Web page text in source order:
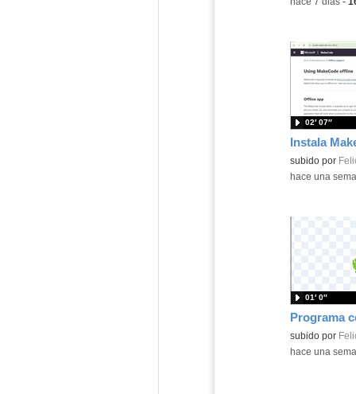
Contenido
subido por
02′ 07″
-hace una
Contenido
subido por
01′ 0″
-hace una